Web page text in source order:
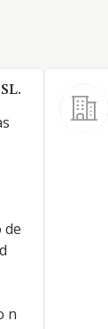
de
n